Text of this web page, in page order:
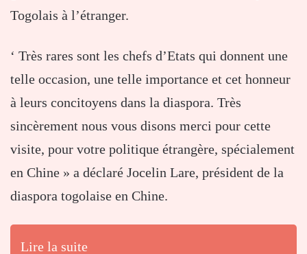
Togolais à l’étranger.
‘ Très rares sont les chefs d’Etats qui donnent une
telle occasion, une telle importance et cet honneur
à leurs concitoyens dans la diaspora. Très
sincèrement nous vous disons merci pour cette
visite, pour votre politique étrangère, spécialement
en Chine » a déclaré Jocelin Lare, président de la
diaspora togolaise en Chine.
Lire la suite